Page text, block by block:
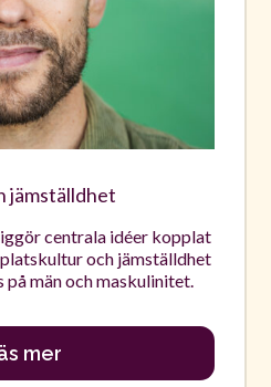
jämställdhet
centrala idéer kopplat
och jämställdhet
på män och maskulinitet.
mer